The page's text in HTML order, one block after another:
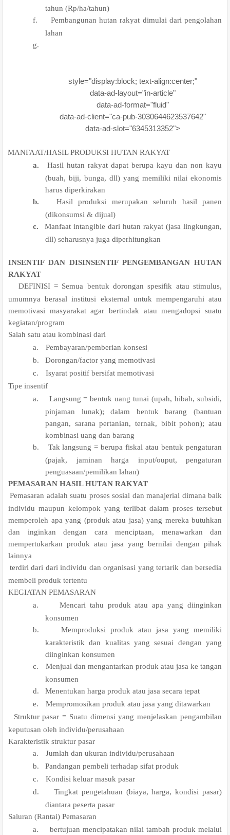
tahun (Rp/ha/tahun)
f.
Pembangunan hutanrakyat dimulai daripengolahan
lahan
g.
style="display:block; text-align:center;"
data-ad-layout="in-article"
data-ad-format="fluid"
data-ad-client="ca-pub-3030644623537642"
data-ad-slot="6345313352">
MANFAAT/HASIL PRODUKSI HUTAN RAKYAT
a.
Hasil hutan rakyat dapat berupa kayu dan non kayu
(buah, biji, bunga, dll) yang memiliki nilai ekonomis
harus diperkirakan
b.
Hasil produksi merupakan seluruh hasil panen
(dikonsumsi & dijual)
c.
Manfaat intangible dari hutan rakyat (jasa lingkungan,
dll) seharusnya juga diperhitungkan
INSENTIF DAN DISINSENTIF PENGEMBANGAN HUTAN
RAKYAT
DEFINISI = Semua bentuk dorongan spesifik atau stimulus,
umumnya berasal institusi eksternal untuk mempengaruhi atau
memotivasi masyarakat agar bertindak atau mengadopsi suatu
kegiatan/program
Salah satu atau kombinasi dari
a.
Pembayaran/pemberian konsesi
b.
Dorongan/factor yang memotivasi
c.
Isyarat positif bersifat memotivasi
Tipe insentif
a.
Langsung = bentuk uang tunai (upah, hibah, subsidi,
pinjaman lunak); dalam bentuk barang (bantuan
pangan, sarana pertanian, ternak, bibit pohon); atau
kombinasi uang dan barang
b.
Tak langsung = berupa fiskal atau bentuk pengaturan
(pajak, jaminan harga input/ouput, pengaturan
penguasaan/pemilikan lahan)
PEMASARAN HASIL HUTAN RAKYAT
Pemasaran adalah suatu proses sosial dan manajerial dimana baik
individu maupun kelompok yang terlibat dalam proses tersebut
memperoleh apa yang (produk atau jasa) yang mereka butuhkan
dan inginkan dengan cara menciptaan, menawarkan dan
mempertukarkan produk atau jasa yang bernilai dengan pihak
lainnya
terdiri dari dari individu dan organisasi yang tertarik dan bersedia
membeli produk tertentu
KEGIATAN PEMASARAN
a.
Mencari tahu produk atau apa yang diinginkan
konsumen
b.
Memproduksi produk atau jasa yang memiliki
karakteristik dan kualitas yang sesuai dengan yang
diinginkan konsumen
c.
Menjual dan mengantarkan produk atau jasa ke tangan
konsumen
d.
Menentukan harga produk atau jasa secara tepat
e.
Mempromosikan produk atau jasa yang ditawarkan
Struktur pasar = Suatu dimensi yang menjelaskan pengambilan
keputusan oleh individu/perusahaan
Karakteristik struktur pasar
a.
Jumlah dan ukuran individu/perusahaan
b.
Pandangan pembeli terhadap sifat produk
c.
Kondisi keluar masuk pasar
d.
Tingkat pengetahuan (biaya, harga, kondisi pasar)
diantara peserta pasar
Saluran (Rantai) Pemasaran
a.
bertujuan mencipatakan nilai tambah produk melalui